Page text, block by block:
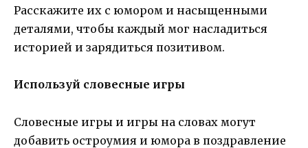
Расскажите их с юмором и насыщенными
деталями, чтобы каждый мог насладиться
историей и зарядиться позитивом.
Используй словесные игры
Словесные игры и игры на словах могут
добавить остроумия и юмора в поздравление